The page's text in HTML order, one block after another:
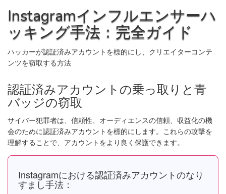
Instagramインフルエンサーハ
ッキング手法：完全ガイド
ハッカーが認証済みアカウントを標的にし、クリエイターコンテ
ンツを窃取する方法
認証済みアカウントの乗っ取りと青
バッジの窃取
サイバー犯罪者は、信頼性、オーディエンスの信頼、収益化の機
会のために認証済みアカウントを標的にします。これらの攻撃を
理解することで、アカウントをより良く保護できます。
Instagramにおける認証済みアカウントのなり
すまし手法：